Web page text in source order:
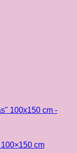
100×150 cm